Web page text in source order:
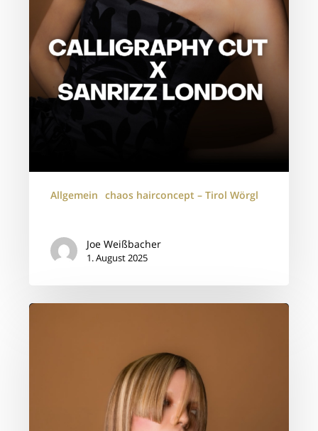
Allgemein chaos hairconcept – Tirol Wörgl
Joe Weißbacher
1. August 2025
🎨